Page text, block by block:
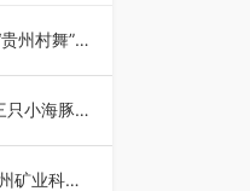
州村舞”暨
小海豚，
矿业科技